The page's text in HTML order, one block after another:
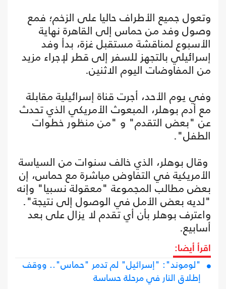
وتعول جميع الأطراف حاليا على الزخم؛ فمع
وصول وفد من حماس إلى القاهرة نهاية
الأسبوع لمناقشة مستقبل غزة، بدأ وفد
إسرائيلي بالتجهز للسفر إلى قطر لإجراء مزيد
من المفاوضات اليوم الاثنين.
وفي يوم الأحد، أجرت قناة إسرائيلية مقابلة
مع أدم بوهلر، المبعوث الأمريكي الذي تحدث
عن "بعض التقدم" و "من منظور خطوات
الطفل".
وقال بوهلر، الذي خالف سنوات من السياسة
الأمريكية في التفاوض مباشرة مع حماس، إن
بعض مطالب المجموعة "معقولة نسبيا" وإنه
"لديه بعض الأمل في الوصول إلى نتيجة".
واعترف بوهلر بأن أي تقدم لا يزال على بعد
أسابيع.
اقرأ أيضا:
"لوموند": "إسرائيل" لم تدمر "حماس".. ووقف
إطلاق النار في مرحلة حساسة